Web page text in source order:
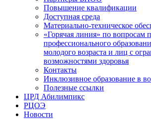
Повышение квалификации
Доступная среда
Материально-техническое
«Горячая линия» по вопросам
профессионального
молодого возраста и лиц с
возможностями здоровья
Контакты
Инклюзивное образование в
Полезные ссылки
ЦРД Абилимпикс
РЦОЭ
Новости